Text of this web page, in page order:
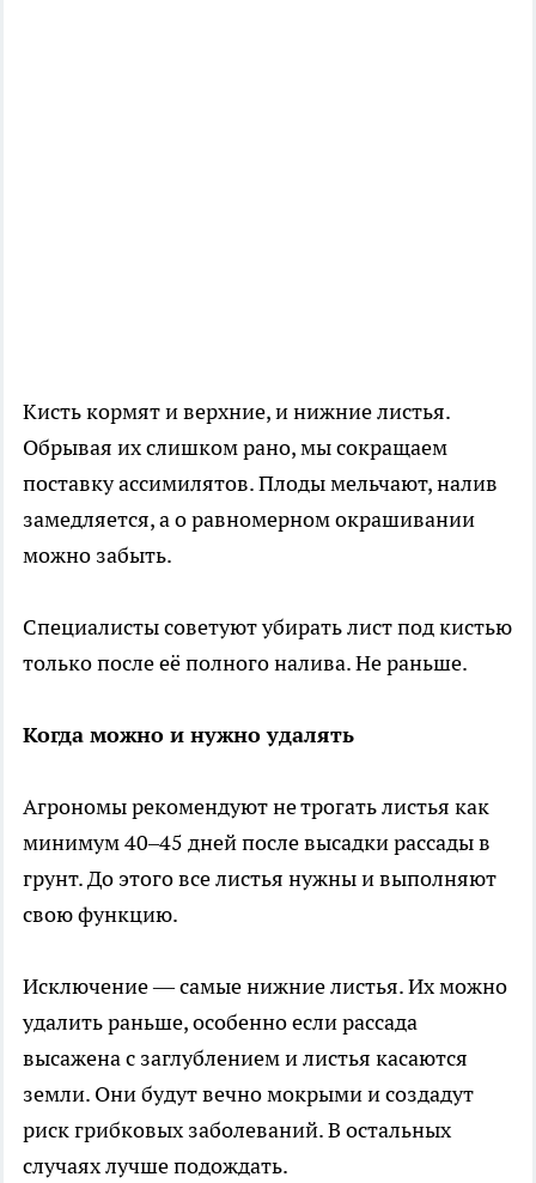
Кисть кормят и верхние, и нижние листья.
Обрывая их слишком рано, мы сокращаем
поставку ассимилятов. Плоды мельчают, налив
замедляется, а о равномерном окрашивании
можно забыть.
Специалисты советуют убирать лист под кистью
только после её полного налива. Не раньше.
Когда можно и нужно удалять
Агрономы рекомендуют не трогать листья как
минимум 40–45 дней после высадки рассады в
грунт. До этого все листья нужны и выполняют
свою функцию.
Исключение — самые нижние листья. Их можно
удалить раньше, особенно если рассада
высажена с заглублением и листья касаются
земли. Они будут вечно мокрыми и создадут
риск грибковых заболеваний. В остальных
случаях лучше подождать.